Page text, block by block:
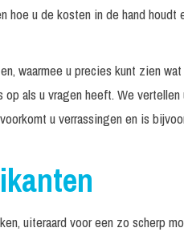
240 minuten
hoe u de kosten in de hand
waarmee u precies kunt zien
als u vragen heeft. We
u verrassingen en is
uiteraard voor een zo scherp